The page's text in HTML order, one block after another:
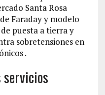
Santa Rosa
Faraday y modelo
puesta a tierra y
sobretensiones en
.
servicios